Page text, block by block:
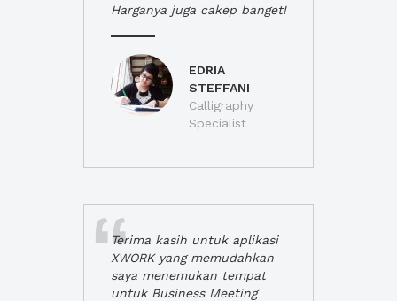
Harganya juga cakep banget!
EDRIA
STEFFANI
Calligraphy
Specialist
Terima kasih untuk aplikasi
XWORK yang memudahkan
saya menemukan tempat
untuk Business Meeting